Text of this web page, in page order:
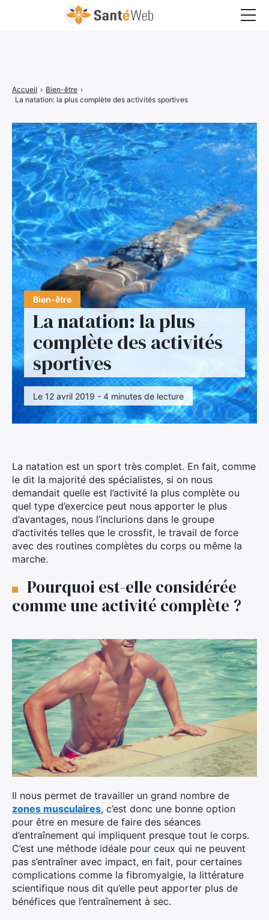
Bien-être
La natation: la plus
complète des activités
sportives
Le 12 avril 2019 - 4 minutes de lecture
Accueil › Bien-être ›
La natation: la plus complète des activités sportives
La natation est un sport très complet. En fait, comme
le dit la majorité des spécialistes, si on nous
demandait quelle est l’activité la plus complète ou
quel type d’exercice peut nous apporter le plus
d’avantages, nous l’inclurions dans le groupe
d’activités telles que le crossfit, le travail de force
avec des routines complètes du corps ou même la
marche.
Pourquoi est-elle considérée
comme une activité complète ?
Il nous permet de travailler un grand nombre de
zones musculaires, c’est donc une bonne option
pour être en mesure de faire des séances
d’entraînement qui impliquent presque tout le corps.
C’est une méthode idéale pour ceux qui ne peuvent
pas s’entraîner avec impact, en fait, pour certaines
complications comme la fibromyalgie, la littérature
scientifique nous dit qu’elle peut apporter plus de
bénéfices que l’entraînement à sec.
Chirurgie
Grossesse
Maladies
Médecine
Psychologie
Santé pratique
Sexualité